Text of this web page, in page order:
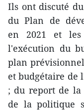
Ils ont discuté
du Plan de
en 2021 et
l'exécution du
plan
et budgétaire de
; du report de
de la politique